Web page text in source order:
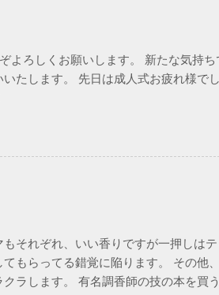
よろしくお願いします。 新たな気持
たします。 先日は成人式お疲れ様で
もそれぞれ、いい香りですが一押しは
てもらってる錯覚に陥ります。 その他
クラします。 有名調香師の技の本を買